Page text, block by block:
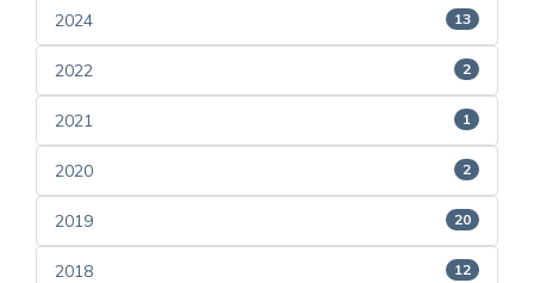
2024 13
2022 2
2021 1
2020 2
2019 20
2018 12